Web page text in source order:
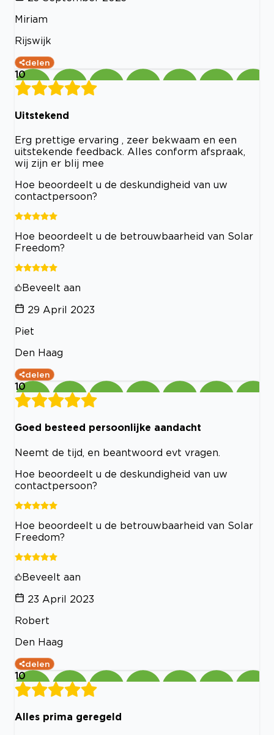
Miriam
Rijswijk
delen
10
Uitstekend
Erg prettige ervaring , zeer bekwaam en een
uitstekende feedback. Alles conform afspraak,
wij zijn er blij mee
Hoe beoordeelt u de deskundigheid van uw
contactpersoon?
Hoe beoordeelt u de betrouwbaarheid van Solar
Freedom?
Beveelt aan
29 April 2023
Piet
Den Haag
delen
10
Goed besteed persoonlijke aandacht
Neemt de tijd, en beantwoord evt vragen.
Hoe beoordeelt u de deskundigheid van uw
contactpersoon?
Hoe beoordeelt u de betrouwbaarheid van Solar
Freedom?
Beveelt aan
23 April 2023
Robert
Den Haag
delen
10
Alles prima geregeld